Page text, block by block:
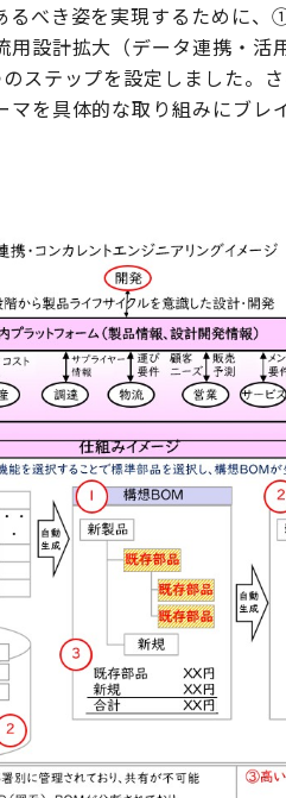
るべき姿を実現するために
用設計拡大（データ連携・活
ステップを設定しました。
マを具体的な取り組みにブレ